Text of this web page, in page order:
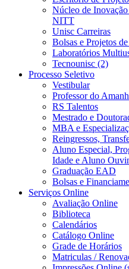
Núcleo de
NITT
Unisc Carreiras
Bolsas e Projetos
Laboratórios
Tecnounisc (2)
Processo Seletivo
Vestibular
Professor do
RS Talentos
Mestrado e
MBA e
Reingressos,
Aluno Especial,
Idade e Aluno
Graduação EAD
Bolsas e
Serviços Online
Avaliação Online
Biblioteca
Calendários
Catálogo Online
Grade de Horários
Matriculas /